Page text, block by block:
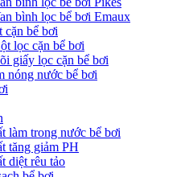
bình lọc bể bơi Emaux
cặn bể bơi
lọc cặn bể bơi
giấy lọc cặn bể bơi
nóng nước bể bơi
làm trong nước bể bơi
tăng giảm PH
diệt rêu tảo